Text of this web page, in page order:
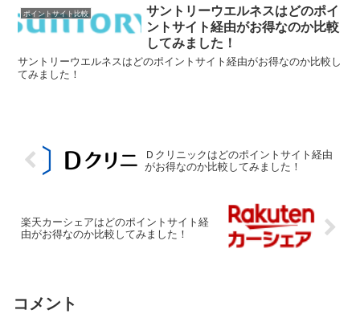
ポイントサイト比較
サントリーウエルネスはどのポイ
ントサイト経由がお得なのか比較
してみました！
サントリーウエルネスはどのポイントサイト経由がお得なのか比較し
てみました！
Ｄクリニックはどのポイントサイト経由
がお得なのか比較してみました！
楽天カーシェアはどのポイントサイト経
由がお得なのか比較してみました！
コメント